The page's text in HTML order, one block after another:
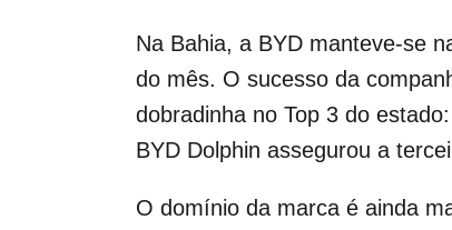
Na Bahia, a BYD manteve-se
do mês. O sucesso da
dobradinha no Top 3 do
BYD Dolphin assegurou a
O domínio da marca é ainda